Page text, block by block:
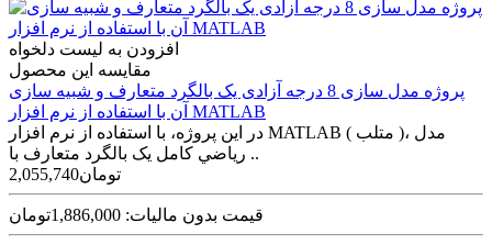
افزودن به لیست دلخواه
مقایسه این محصول
پروژه مدل سازی 8 درجه آزادی یک بالگرد متعارف و شبیه سازی
آن با استفاده از نرم افزار MATLAB
در اين پروژه، با استفاده از نرم افزار MATLAB ( متلب )، مدل
رياضي کامل یک بالگرد متعارف با ..
2,055,740تومان
قیمت بدون مالیات: 1,886,000تومان